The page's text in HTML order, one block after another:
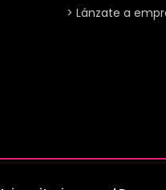
> Lánzate a